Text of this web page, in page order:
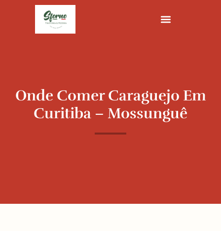
Onde Comer Caraguejo Em
Curitiba – Mossunguê